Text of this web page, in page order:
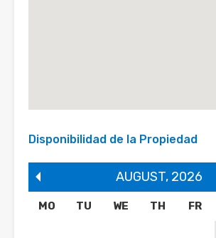
Disponibilidad de la Propiedad
AUGUST, 2026
MO TU WE TH FR